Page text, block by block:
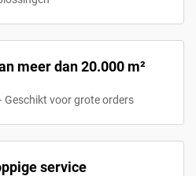
meer dan 20.000 m²
Geschikt voor grote orders
service